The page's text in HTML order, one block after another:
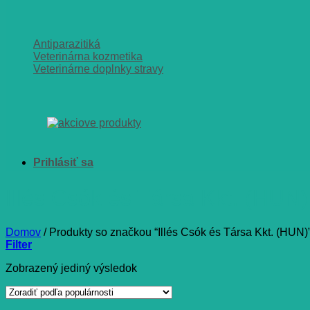
Antiparazitiká
Veterinárna kozmetika
Veterinárne doplnky stravy
Domov /Produkty so značkou “Illés Csók és Társa Kkt.
Filter
Zobrazený jediný výsledok